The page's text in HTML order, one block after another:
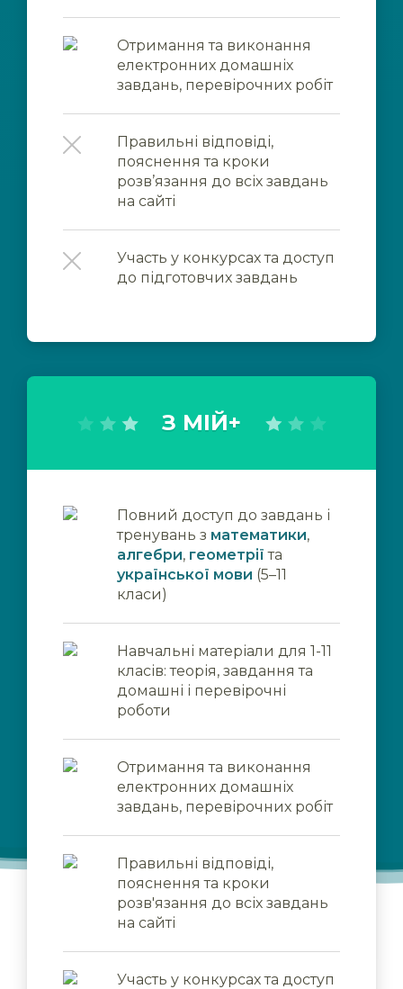
Отримання та виконання
електронних домашніх
завдань, перевірочних робіт
Правильні відповіді,
пояснення та кроки
розв’язання до всіх завдань
на сайті
Участь у конкурсах та доступ
до підготовчих завдань
З МІЙ+
Повний доступ до завдань і
тренувань з математики,
алгебри, геометрії та
української мови (5–11
класи)
Навчальні матеріали для 1-11
класів: теорія, завдання та
домашні і перевірочні
роботи
Отримання та виконання
електронних домашніх
завдань, перевірочних робіт
Правильні відповіді,
пояснення та кроки
розв'язання до всіх завдань
на сайті
Участь у конкурсах та доступ